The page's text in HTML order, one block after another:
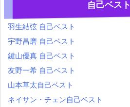
自己ベスト
羽生結弦 自己ベスト
宇野昌磨 自己ベスト
鍵山優真 自己ベスト
友野一希 自己ベスト
山本草太自己ベスト
ネイサン・チェン自己ベスト